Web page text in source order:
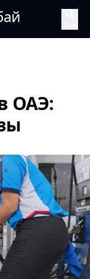
ОАЭ: